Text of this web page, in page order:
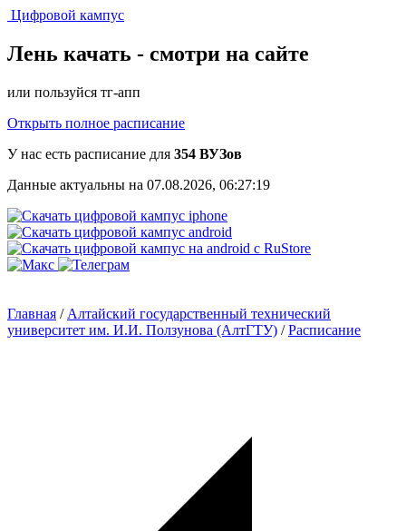
Цифровой кампус
Лень качать - смотри на сайте
или пользуйся тг-апп
Открыть полное расписание
У нас есть расписание для 354 ВУЗов
Данные актуальны на 07.08.2026, 06:27:19
Главная / Алтайский государственный технический
университет им. И.И. Ползунова (АлтГТУ) /Расписание